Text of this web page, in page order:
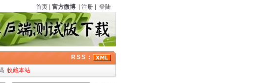
首页 官方微博 注册 登陆
RSS：
收藏本站